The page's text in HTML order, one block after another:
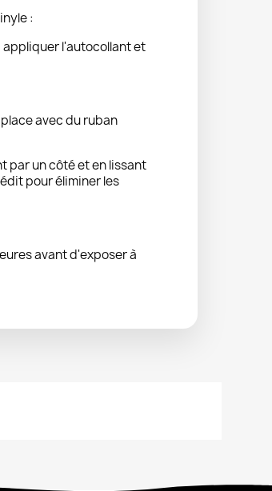
:
l'autocollant et
avec du ruban
par un côté et en lissant
pour éliminer les
avant d'exposer à